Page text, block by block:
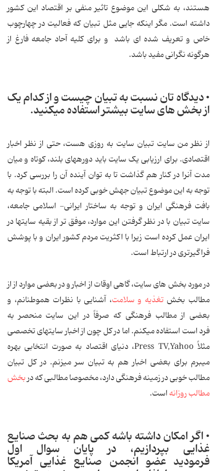
هستند، به شکلی این موضوع تاثیر منفی بر اقتصاد این کشور
داشته است. مگر اینکه جایی مثل تبیان که فعالیت در چهارچوب
خاص و تعریف شده ای باشد و برای کلیه آحاد جامعه فارغ از
هرگونه نگرانی مفید باشد.
• دیدگاه تان نسبت به تبیان چیست و از کدام یک
از بخش های سایت بیشتر استفاده می‏کنید.
از نظر من سایت تبیان سایت به روزی هست، حتی از نظر اخبار
اقتصادی. برای ارزیابی یک سایت باید دوره‏های بلند، کوتاه و میان
مدت آن‏را در کنار هم گذاشت تا به توان آینده آن را بررسی کرد. با
توجه به این موضوع تبیان جهش خوبی کرده است. البته با توجه به
بافت فرهنگی ایران و توجه به ساختار ایرانی- اسلامی جامعه،
سایت تبیان با در نظر گرفتن این موارد، موفق تر از بقیه سایت‏ها در
ایران عمل کرده است زیرا با اکثریت مردم کشور ایران و با پوشش
فراگیرتری در ارتباط است.
در مورد بخش های سایت، گاهی اوقات از اخبار و در بعضی موارد از از
مطالب بخشتغذیه و سلامت، آشنایی با نظرات هموطنانم، و
بعضی از مطالب فرهنگی که صرفاً در این سایت منحصر به
فرد است استفاده می‏کنم. اما در کل چون از اخبار سایت‏های تخصصی
مثلاً Press TV,Yahoo، دنیای اقتصاد به صورت انتخابی بهره
می‏برم برای بعضی اخبار هم به تبیان سر می‏زنم. در کل تبیان
مطالب خوبی در زمینه فرهنگی دارد، مخصوصا مطالبی که دربخش
مطالب روزانهاست.
• اگر امکان داشته باشه کمی هم به بحث صنایع
غذایی بپردازیم، در پایان سوال اول
فرمودید عضو انجمن صنایع غذایی آمریکا